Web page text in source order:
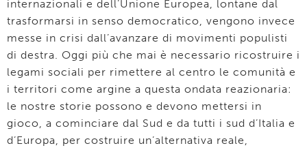
internazionali e dell’Unione Europea, lontane dal
trasformarsi in senso democratico, vengono invece
messe in crisi dall’avanzare di movimenti populisti
di destra. Oggi più che mai è necessario ricostruire i
legami sociali per rimettere al centro le comunità e
i territori come argine a questa ondata reazionaria:
le nostre storie possono e devono mettersi in
gioco, a cominciare dal Sud e da tutti i sud d’Italia e
d’Europa, per costruire un’alternativa reale,